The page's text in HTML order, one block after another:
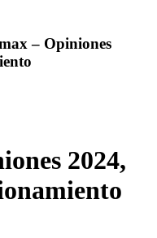
– Opiniones
2024,